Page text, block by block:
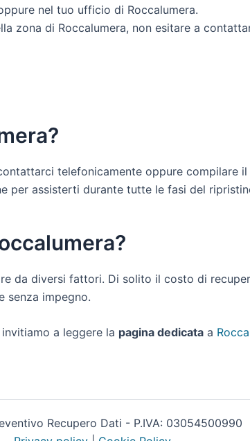
nel tuo ufficio di Roccalumera.
zona di Roccalumera, non esitare a
telefonicamente oppure compilare
per assisterti durante tutte le fasi del
da diversi fattori. Di solito il costo di
senza impegno.
a leggere la pagina dedicata a
Recupero Dati - P.IVA: 03054500990